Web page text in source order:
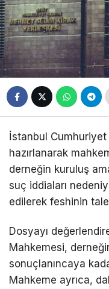
İstanbul Cumhuriyet
hazırlanarak
derneğin kuruluş
suç iddiaları
edilerek feshinin
Dosyayı
Mahkemesi,
sonuçlanıncaya
Mahkeme ayrıca,